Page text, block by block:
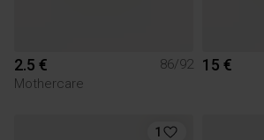
2.5 €
86/92
Mothercare
15 €
1